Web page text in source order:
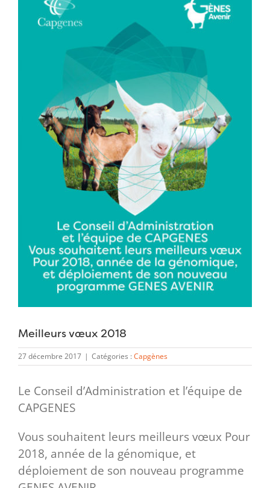
agrandie
Meilleurs vœux 2018
27 décembre 2017 | Catégories : Capgènes
Le Conseil d’Administration et l’équipe de
CAPGENES
Vous souhaitent leurs meilleurs vœux Pour
2018, année de la génomique, et
déploiement de son nouveau programme